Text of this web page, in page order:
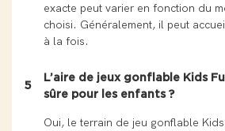
exacte peut varier en fonction du
choisi. Généralement, il peut
à la fois.
5
L’aire de jeux gonflable Kids
sûre pour les enfants ?
Oui, le terrain de jeu gonflable